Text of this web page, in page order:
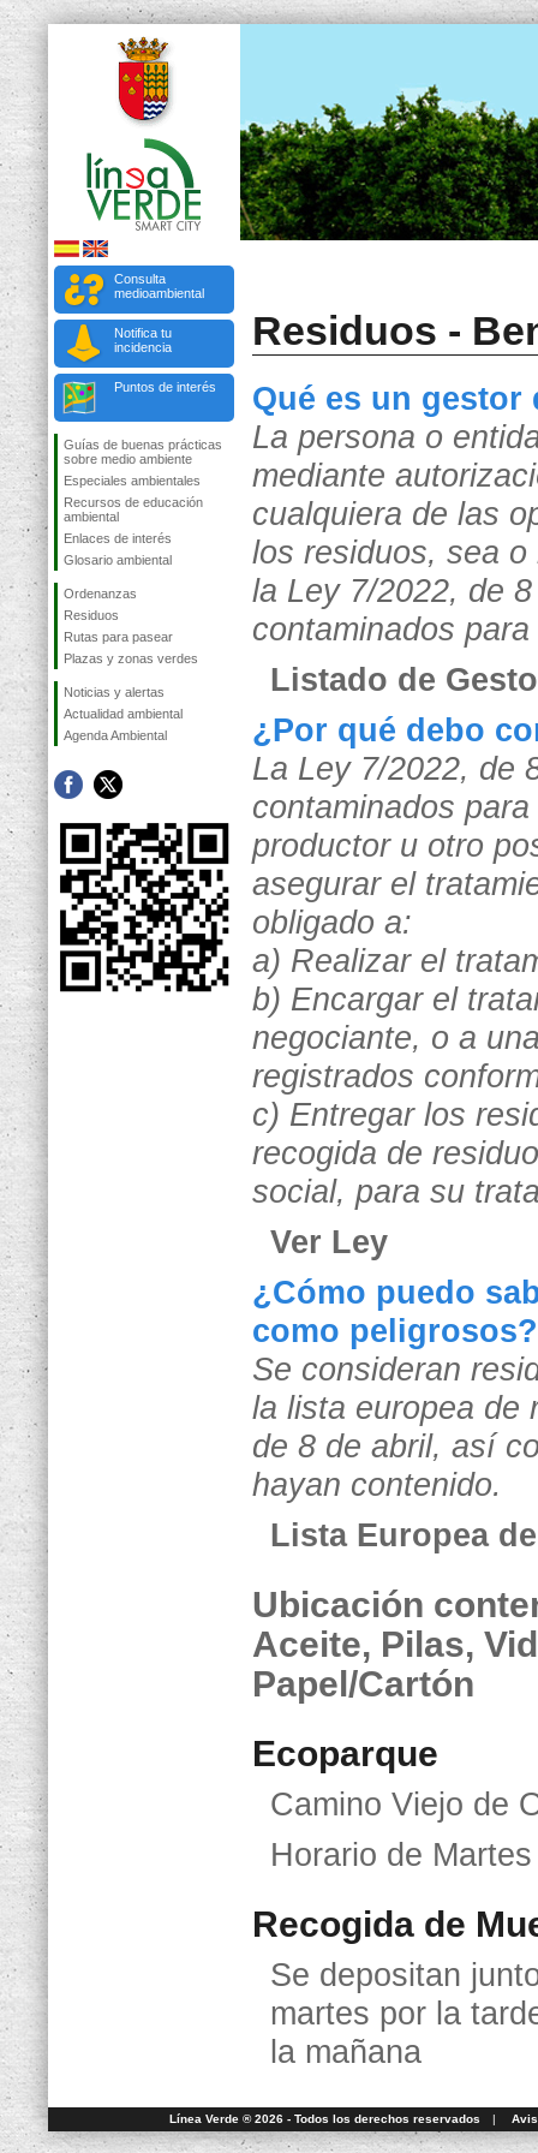
Consulta
medioambiental
Notifica tu
incidencia
Puntos de interés
Guías de buenas prácticas
sobre medio ambiente
Especiales ambientales
Recursos de educación
ambiental
Enlaces de interés
Glosario ambiental
Ordenanzas
Residuos
Rutas para pasear
Plazas y zonas verdes
Noticias y alertas
Actualidad ambiental
Agenda Ambiental
Residuos -
Qué es un gestor
La persona o
mediante
cualquiera de las
los residuos, sea
la Ley 7/2022, de
contaminados
Listado de
¿Por qué debo
La Ley 7/2022, de
contaminados
productor u otro
asegurar el
obligado a:
a) Realizar el
b) Encargar el
negociante, o a
registrados
c) Entregar los
recogida de
social, para su
Ver Ley
¿Cómo puedo
como peligrosos?
Se consideran
la lista europea de
de 8 de abril, así
hayan contenido.
Lista Europea
Ubicación
Aceite, Pilas,
Papel/Cartón
Ecoparque
Camino Viejo de
Horario de
Recogida de
Se depositan
martes por la
la mañana
Línea Verde ® 2026 - Todos los derechos reservados |